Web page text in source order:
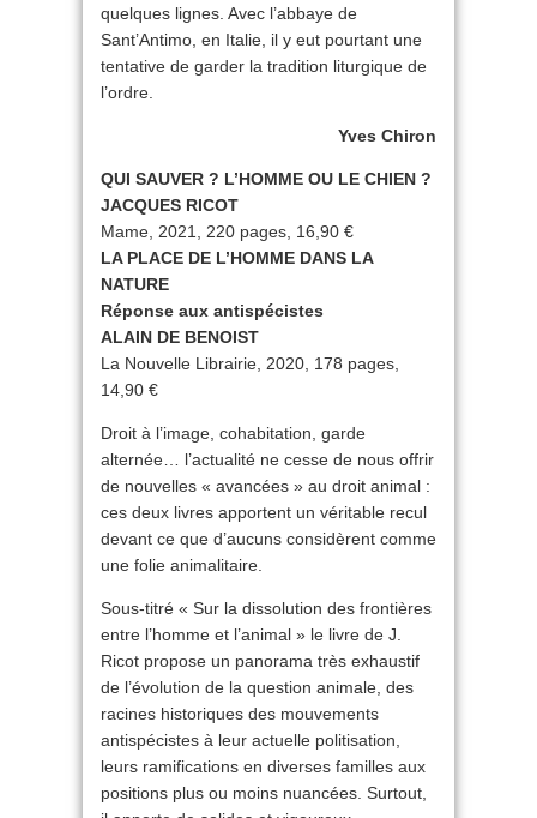
quelques lignes. Avec l’abbaye de
Sant’Antimo, en Italie, il y eut pourtant une
tentative de garder la tradition liturgique de
l’ordre.
Yves Chiron
QUI SAUVER ? L’HOMME OU LE CHIEN ?
JACQUES RICOT
Mame, 2021, 220 pages, 16,90 €
LA PLACE DE L’HOMME DANS LA
NATURE
Réponse aux antispécistes
ALAIN DE BENOIST
La Nouvelle Librairie, 2020, 178 pages,
14,90 €
Droit à l’image, cohabitation, garde
alternée… l’actualité ne cesse de nous offrir
de nouvelles « avancées » au droit animal :
ces deux livres apportent un véritable recul
devant ce que d’aucuns considèrent comme
une folie animalitaire.
Sous-titré « Sur la dissolution des frontières
entre l’homme et l’animal » le livre de J.
Ricot propose un panorama très exhaustif
de l’évolution de la question animale, des
racines historiques des mouvements
antispécistes à leur actuelle politisation,
leurs ramifications en diverses familles aux
positions plus ou moins nuancées. Surtout,